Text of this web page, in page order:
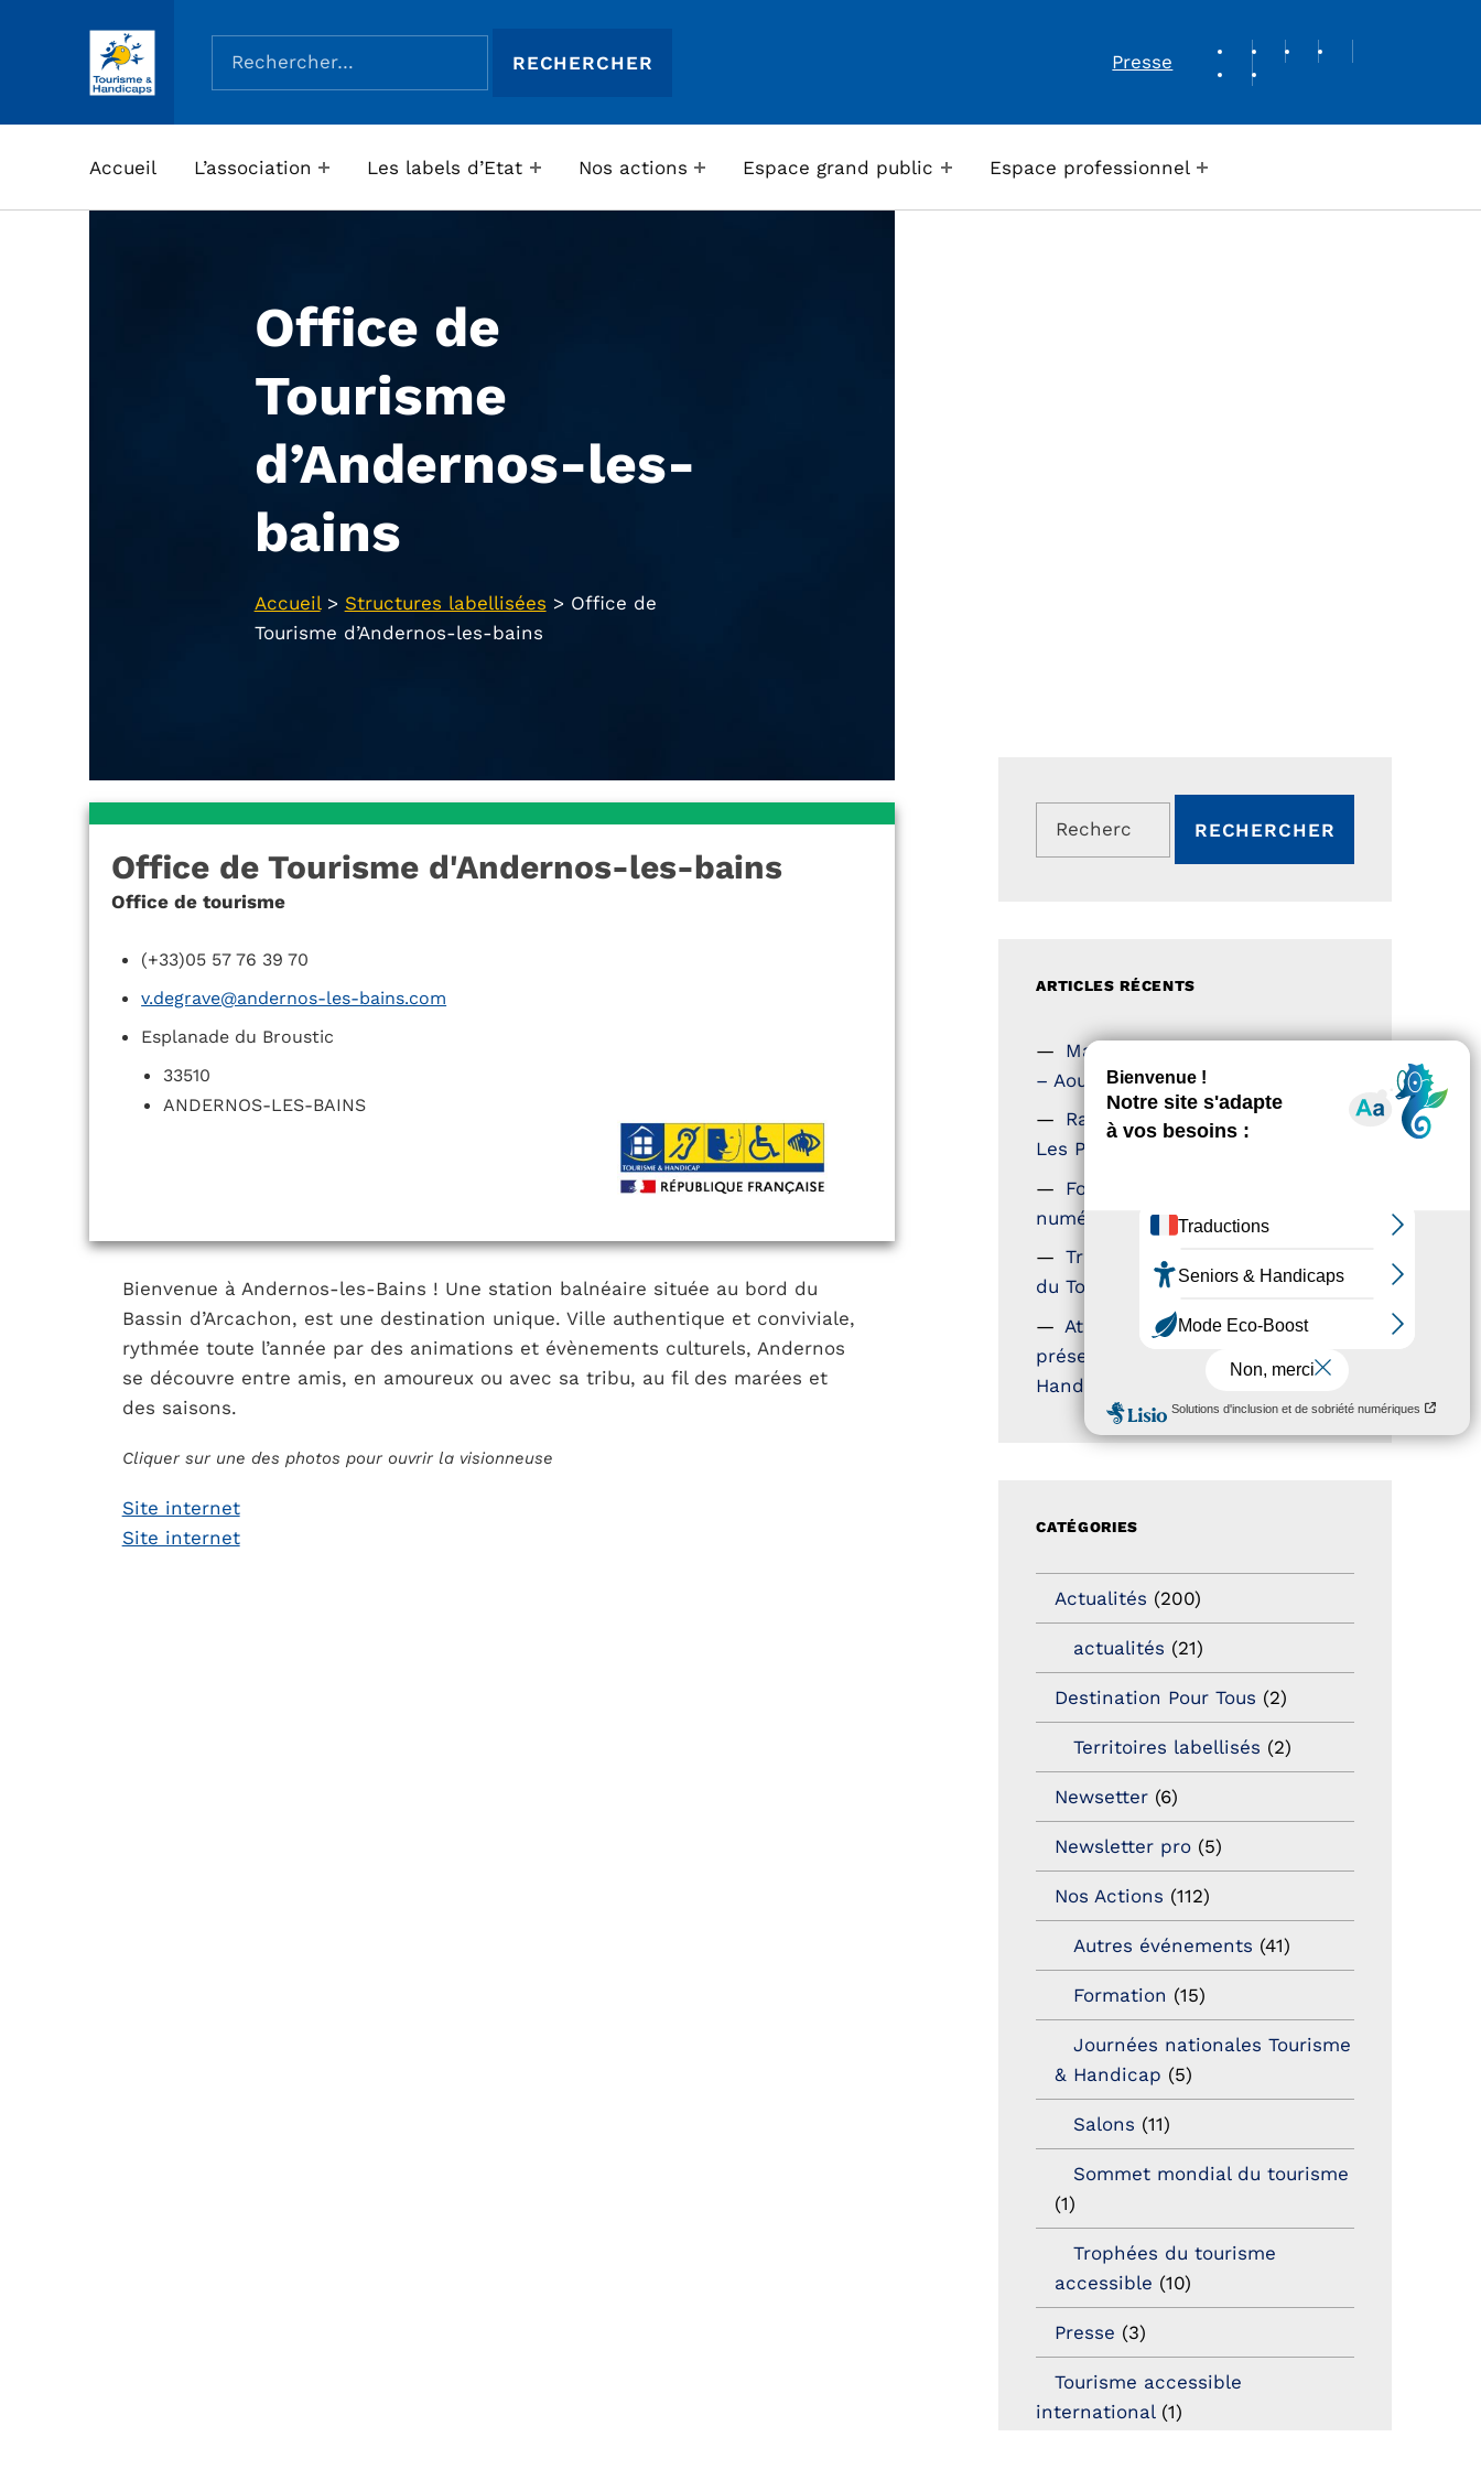
ASSOCIATION TOURISME ET HANDICAPS
Rechercher :
Presse
REVUE DE PRESSE
Accueil L’association Les labels d’Etat Nos actions Espace grand public Espace professionnel
Office de
Tourisme
d’Andernos-les-
bains
Accueil> Structures labellisées > Office de
Tourisme d’Andernos-les-bains
Office de Tourisme d'Andernos-les-bains
Office de tourisme
(+33)05 57 76 39 70
v.degrave@andernos-les-bains.com
Esplanade du Broustic
33510
ANDERNOS-LES-BAINS
Bienvenue à Andernos-les-Bains ! Une station balnéaire située au bord du
Bassin d’Arcachon, est une destination unique. Ville authentique et conviviale,
rythmée toute l’année par des animations et évènements culturels, Andernos
se découvre entre amis, en amoureux ou avec sa tribu, au fil des marées et
des saisons.
Cliquer sur une des photos pour ouvrir la visionneuse
Site internet
Site internet
Rechercher :
ARTICLES RÉCENTS
Magazine Tourisme Accessible
– Aout 2026
Rallye Aicha des Gazelles –
Les Petillantes
Formation Communication
numérique
Trophées Horizons – Acteurs
du Tourisme Durable
Atout France – flyer
présentation label Tourisme &
Handicap
CATÉGORIES
Actualités (200)
actualités (21)
Destination Pour Tous (2)
Territoires labellisés (2)
Newsetter (6)
Newsletter pro (5)
Nos Actions (112)
Autres événements (41)
Formation (15)
Journées nationales Tourisme
& Handicap (5)
Salons (11)
Sommet mondial du tourisme
(1)
Trophées du tourisme
accessible (10)
Presse (3)
Tourisme accessible
international(1)